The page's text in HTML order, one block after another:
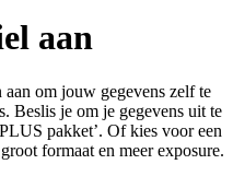
aan
om jouw gegevens zelf te
Beslis je om je gegevens uit te
pakket’. Of kies voor een
formaat en meer exposure.